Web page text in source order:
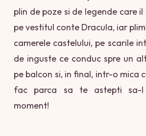
plin de poze si de legende care
pe vestitul conte Dracula, iar
camerele castelului, pe scarile
de inguste ce conduc spre un
pe balcon si, in final, intr-o mica
fac parca sa te astepti sa-
moment!